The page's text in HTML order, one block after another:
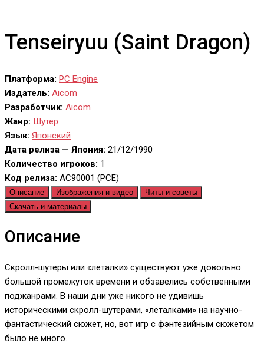
Tenseiryuu (Saint Dragon)
Платформа: PC Engine
Издатель: Aicom
Разработчик: Aicom
Жанр: Шутер
Язык: Японский
Дата релиза — Япония: 21/12/1990
Количество игроков: 1
Код релиза: AC90001 (PCE)
Описание Изображения и видео
Читы и советы
Скачать и материалы
Описание
Скролл-шутеры или «леталки» существуют уже довольно
большой промежуток времени и обзавелись собственными
поджанрами. В наши дни уже никого не удивишь
историческими скролл-шутерами, «леталками» на научно-
фантастический сюжет, но, вот игр с фэнтезийным сюжетом
было не много.